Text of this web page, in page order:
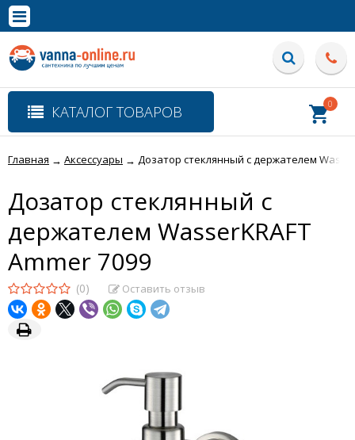
Полная версия сайта
КАТАЛОГ ТОВАРОВ 0
Главная → Аксессуары → Дозатор стеклянный с держателем
Дозатор стеклянный с
держателем WasserKRAFT
Ammer 7099
(0) Оставить отзыв